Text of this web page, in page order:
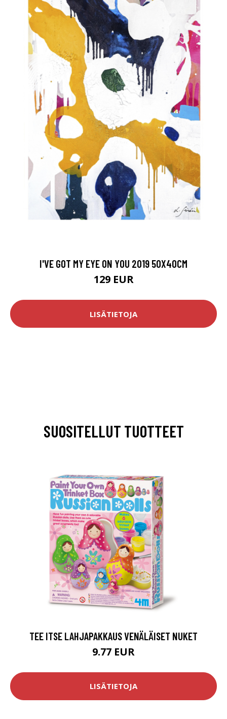
I'VE GOT MY EYE ON YOU 2019 50X40CM
129 EUR
LISÄTIETOJA
SUOSITELLUT TUOTTEET
TEE ITSE LAHJAPAKKAUS VENÄLÄISET NUKET
9.77 EUR
LISÄTIETOJA